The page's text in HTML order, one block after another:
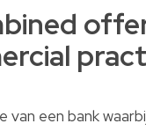
van een bank